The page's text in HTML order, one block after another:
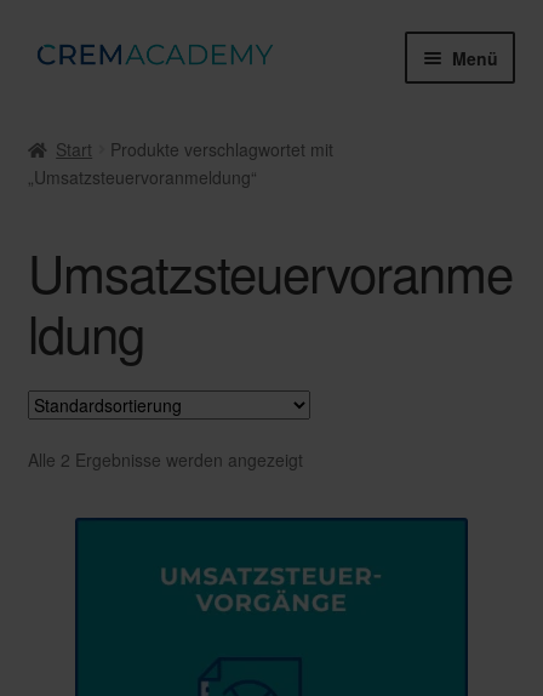
Zur
Zum
Menü
Gruppenschulungen
Über die Crem Academy
Start
Produkte verschlagwortet mit
„Umsatzsteuervoranmeldung“
Umsatzsteuervoranme
ldung
Alle 2 Ergebnisse werden angezeigt